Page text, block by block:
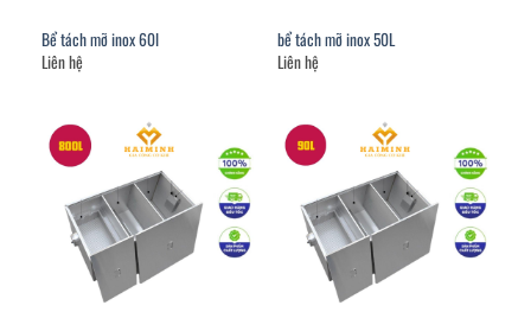
Bể tách mỡ inox 60l
Liên hệ
bể tách mỡ inox 50L
Liên hệ